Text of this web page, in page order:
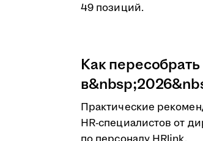
49 позиций.
Как
Практические
HR-специалистов от